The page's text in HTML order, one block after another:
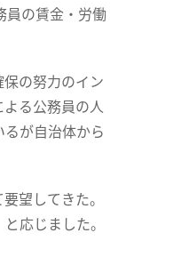
員の賃金・労働
の努力のイン
る公務員の人
が自治体から
望してきた。
応じました。